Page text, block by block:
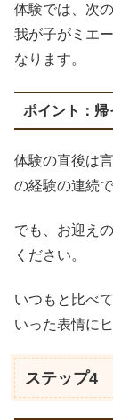
体験では、次
我が子がミエ
なります。
ポイント：帰
体験の直後は
の経験の連続
でも、お迎え
ください。
いつもと比べ
いった表情に
ステップ4